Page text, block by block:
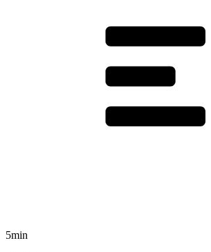
5min